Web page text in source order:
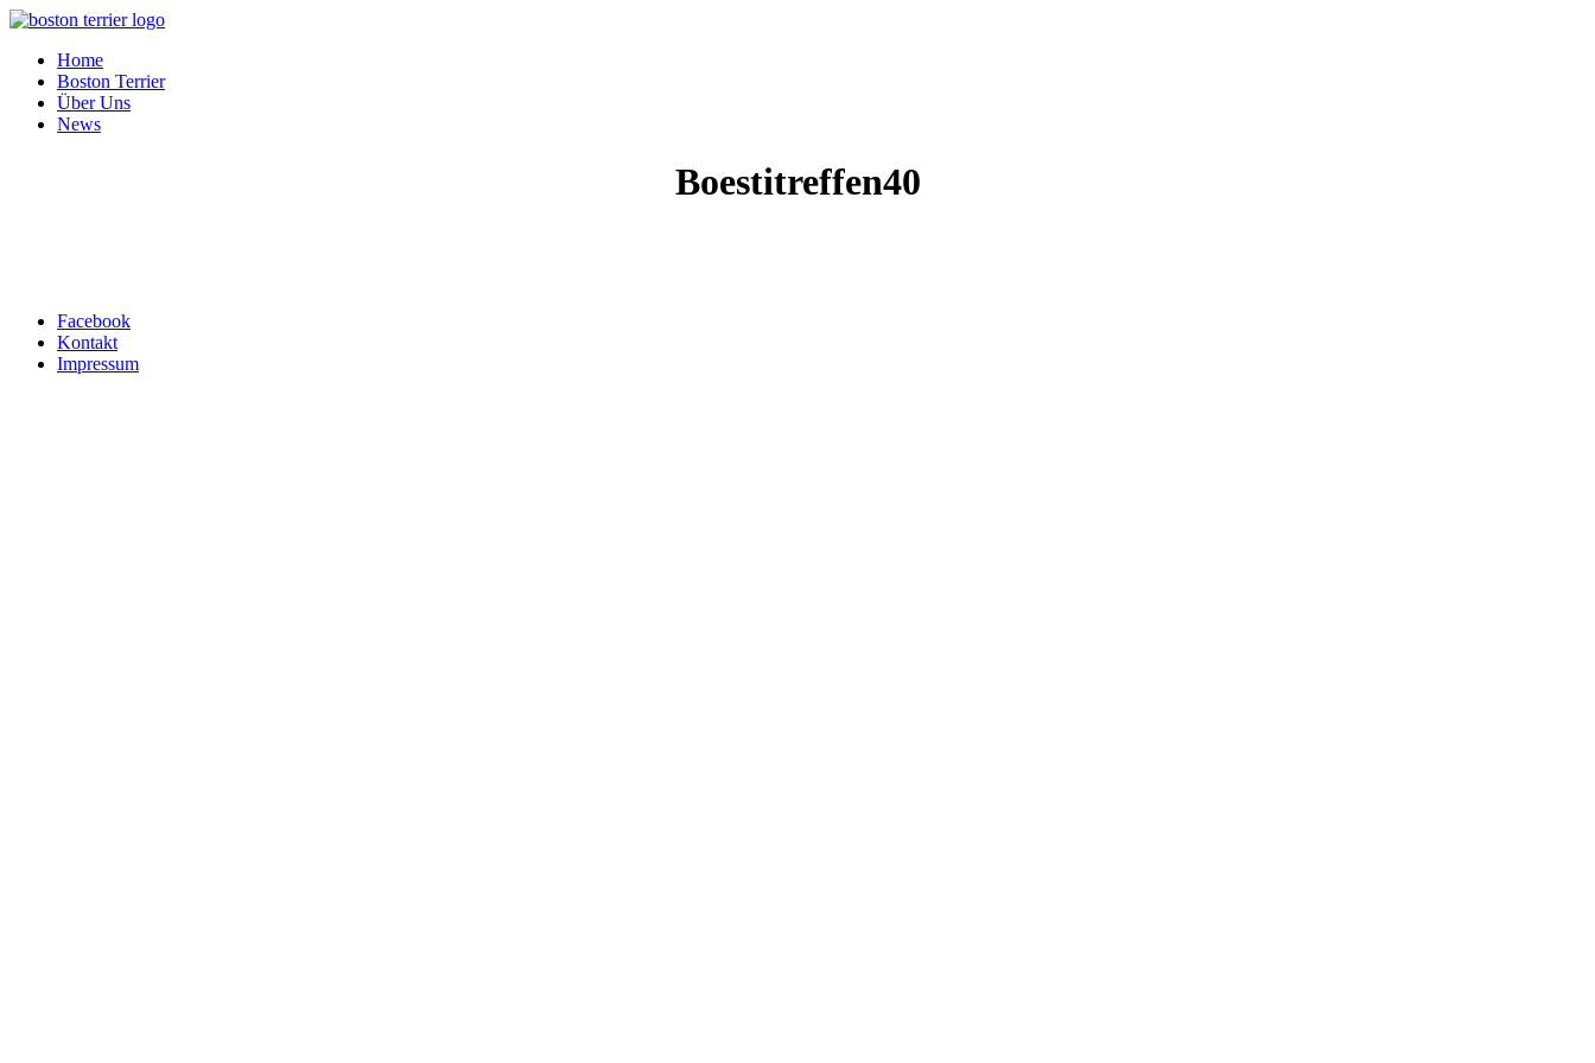
Home
Boston Terrier
Über Uns
News
Boestitreffen40
Facebook
Kontakt
Impressum